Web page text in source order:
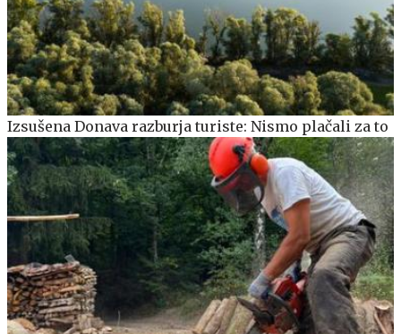
Izsušena Donava razburja turiste: Nismo plačali za to